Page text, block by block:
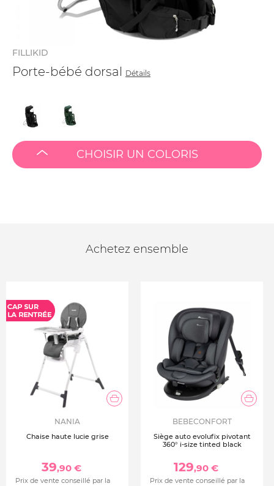
FILLIKID
Porte-bébé dorsal Détails
CHOISIR UN COLORIS
Achetez ensemble
NANIA
Chaise haute lucie grise
39,90 €
Prix de vente conseillé par la
BEBECONFORT
Siège auto evolufix pivotant
360° i-size tinted black
129,90 €
Prix de vente conseillé par la